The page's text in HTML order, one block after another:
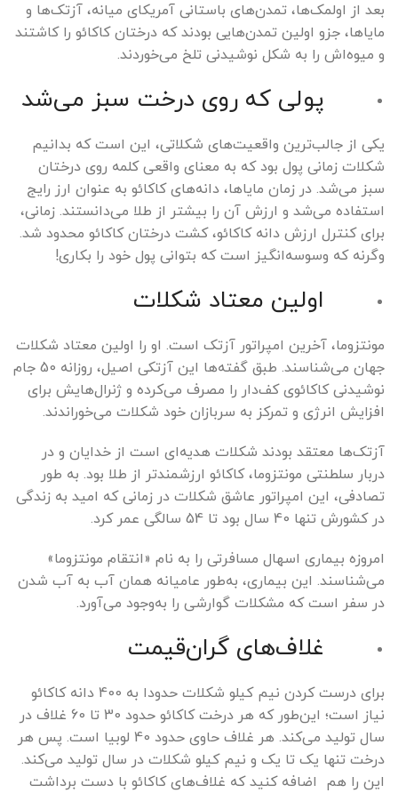
بعد از اولمک‌ها، تمدن‌های باستانی ‌آمریکای میانه، آزتک‌ها و
مایاها، جزو اولین تمدن‌هایی بودند که درختان کاکائو را کاشتند
و میوه‌اش را به شکل نوشیدنی تلخ می‌خوردند.
پولی که روی درخت سبز می‌شد
یکی از جالب‌ترین واقعیت‌های شکلاتی، این است که بدانیم
شکلات زمانی پول بود که به معنای واقعی کلمه روی درختان
سبز می‌شد. در زمان مایاها، دانه‌های کاکائو به عنوان ارز رایج
استفاده می‌شد و ارزش آن را بیشتر از طلا می‌دانستند. زمانی،
برای کنترل ارزش دانه کاکائو، کشت درختان کاکائو محدود شد.
وگرنه که وسوسه‌انگیز است که بتوانی پول خود را بکاری!
اولین معتاد شکلات
مونتزوما، آخرین امپراتور آزتک است. او را اولین معتاد شکلات
جهان می‌شناسند. طبق گفته‌ها این آزتکی اصیل، روزانه 50 جام
نوشیدنی کاکائوی کف‌دار را مصرف می‌کرده و ژنرال‌هایش برای
افزایش انرژی و تمرکز به سربازان خود شکلات می‌خوراندند.
آزتک‌ها معتقد بودند شکلات هدیه‌ای است از خدایان و در
دربار سلطنتی مونتزوما، کاکائو ارزشمندتر از طلا بود. به طور
تصادفی، این امپراتور عاشق شکلات‌ در زمانی که امید به زندگی
در کشورش تنها 40 سال بود تا 54 سالگی عمر کرد.
امروزه بیماری اسهال مسافرتی را به نام «انتقام مونتزوما»
می‌شناسند. این بیماری، به‌طور عامیانه همان آب به آب شدن
در سفر است که مشکلات گوارشی را به‌وجود می‌آورد.
غلاف‌های گران‌قیمت
برای درست کردن نیم کیلو شکلات حدودا به 400 دانه کاکائو
نیاز است؛ این‌طور که هر درخت کاکائو حدود 30 تا 60 غلاف در
سال تولید می‌کند. هر غلاف حاوی حدود 40 لوبیا است. پس هر
درخت تنها یک تا یک و نیم کیلو شکلات در سال تولید می‌کند.
این را هم اضافه کنید که غلاف‌های کاکائو با دست برداشت